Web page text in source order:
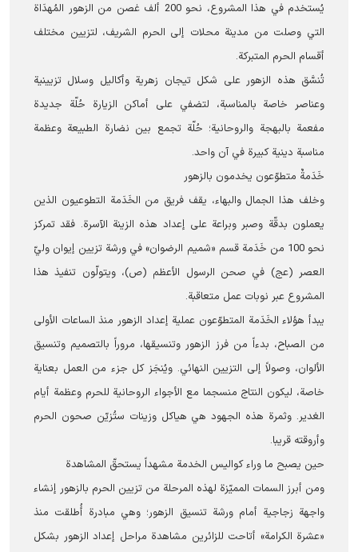
يُستخدم في هذا المشروع، نحو 200 ألف غصن من الزهور المُهدَاة
التي وصلت من مدينة محلات إلى الحرم الشریف، لتزيين مختلف
أقسام الحرم المتبرکة.
تُنسَّق هذه الزهور على شكل تيجان زهرية وأكاليل وسلال تزيينية
وعناصر خاصة بالمناسبة، لتضفي على أماکن الزیارة حُلّة جديدة
مفعمة بالبهجة والروحانية؛ حُلّة تجمع بين نضارة الطبيعة وعظمة
مناسبة دينية كبيرة في آن واحد.
خَدَمةٌ متطوّعون يخدمون بالزهور
وخلف هذا الجمال والبهاء، يقف فريق من الخَدَمة التطوعیون الذين
يعملون بدقّة وصبر وبراعة على إعداد هذه الزينة الآسرة. فقد تمركز
نحو 100 من خَدَمة قسم «شميم الرضوان» في ورشة تزيين إيوان وليّ
العصر (عج) في صحن الرسول الأعظم (ص)، ويتولّون تنفيذ هذا
المشروع عبر نوبات عمل متعاقبة.
يبدأ هؤلاء الخَدَمة المتطوّعون عملية إعداد الزهور منذ الساعات الأولى
من الصباح، بدءاً من فرز الزهور وتنسیقها، مروراً بالتصميم وتنسيق
الألوان، وصولاً إلى التزيين النهائي. ويُنجَز كل جزء من العمل بعناية
خاصة، ليكون النتاج منسجما مع الأجواء الروحانية للحرم وعظمة أيام
الغدير. وثمرة هذه الجهود هي هياكل وزينات ستُزيّن صحون الحرم
وأروقته قريبا.
حين يصبح ما وراء كواليس الخدمة مشهداً يستحقّ المشاهدة
ومن أبرز السمات المميّزة لهذه المرحلة من تزيين الحرم بالزهور إنشاء
واجهة زجاجية أمام ورشة تنسيق الزهور؛ وهي مبادرة أُطلقت منذ
«عشرة الكرامة» أتاحت للزائرين مشاهدة مراحل إعداد الزهور بشكل